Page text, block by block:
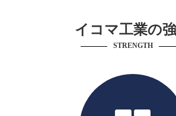
イコマ工業の
STRENGTH